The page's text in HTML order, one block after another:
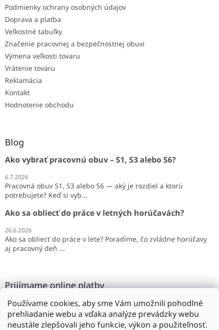
Používame cookies, aby sme Vám umožnili pohodlné
prehliadanie webu a vďaka analýze prevádzky webu
neustále zlepšovali jeho funkcie, výkon a použiteľnosť.
Podmienky ochrany osobných údajov
Doprava a platba
Veľkostné tabuľky
Značenie pracovnej a bezpečnostnej obuvi
Výmena veľkosti tovaru
Vrátenie tovaru
Reklamácia
Kontakt
Hodnotenie obchodu
Blog
Ako vybrať pracovnú obuv – S1, S3 alebo S6?
6.7.2026
Pracovná obuv S1, S3 alebo S6 — aký je rozdiel a ktorú
potrebujete? Keď si vyb...
Ako sa obliecť do práce v letných horúčavách?
26.6.2026
Ako sa obliecť do práce v lete? Poradíme, čo zvládne horúčavy
aj pracovný deň ...
Prijímame online platby